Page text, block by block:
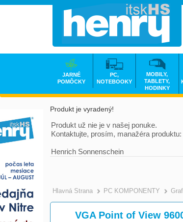
Produkt je vyradený!
Produkt už nie je v našej ponuke.
Kontaktujte, prosím, manažéra produktu:
Henrich Sonnenschein
Hlavná Strana PC KOMPONENTY
VGA Point of View
JARNÉ
POMÔCKY
PC,
NOTEBOOKY
MOBILY,
TABLETY,
HODINKY